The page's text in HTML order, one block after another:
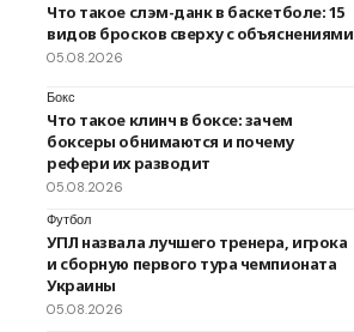
Что такое слэм-данк в баскетболе: 15
видов бросков сверху с объяснениями
05.08.2026
Бокс
Что такое клинч в боксе: зачем
боксеры обнимаются и почему
рефери их разводит
05.08.2026
Футбол
УПЛ назвала лучшего тренера, игрока
и сборную первого тура чемпионата
Украины
05.08.2026